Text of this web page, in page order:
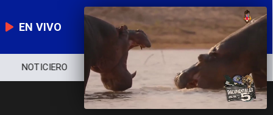
EN VIVO
NOTICIERO POLÍTICA